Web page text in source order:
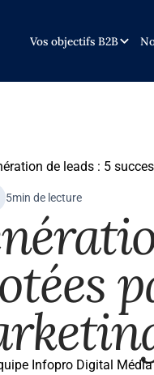
Vos objectifs B2B
de leads : 5
5min de lecture
Infopro Digital Média